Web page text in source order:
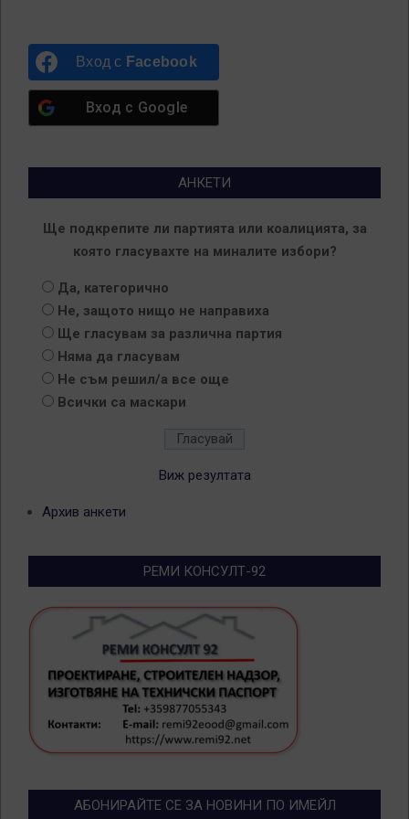
Вход с Facebook
Вход с Google
АНКЕТИ
Ще подкрепите ли партията или коалицията, за
която гласувахте на миналите избори?
Да, категорично
Не, защото нищо не направиха
Ще гласувам за различна партия
Няма да гласувам
Не съм решил/а все още
Всички са маскари
Виж резултата
Архив анкети
РЕМИ КОНСУЛТ-92
АБОНИРАЙТЕ СЕ ЗА НОВИНИ ПО ИМЕЙЛ